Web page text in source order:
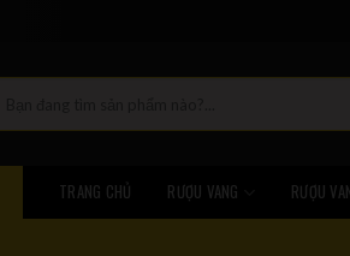
TRANG CHỦ RƯỢU VANG RƯỢU